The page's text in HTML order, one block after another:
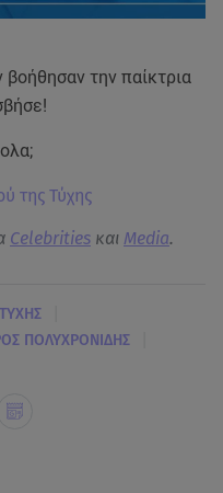
την παίκτρια
της Τύχης
Celebrities και Media.
ΠΟΛΥΧΡΟΝΙΔΗΣ